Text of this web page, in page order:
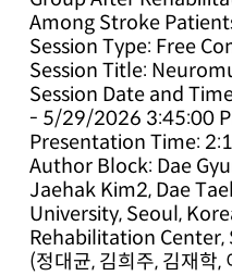
Among Stroke
Session Type: Free
Session Title:
Session Date and
- 5/29/2026 3:45:00
Presentation Time:
Author Block: Dae
Jaehak Kim2, Dae
University, Seoul,
Rehabilitation Center,
(정대균, 김희주, 김재학,